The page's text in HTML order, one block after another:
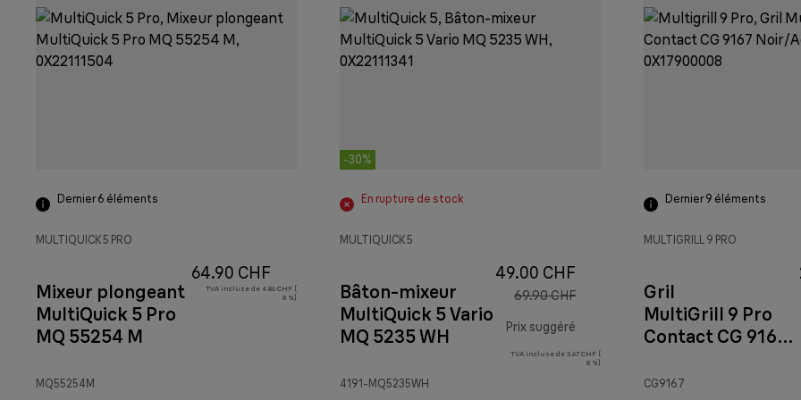
Dernier 6 éléments
MULTIQUICK 5 PRO
Mixeur plongeant
MultiQuick 5 Pro
MQ 55254 M
MQ55254M
64.90 CHF
TVA incluse de 4.86 CHF (
8 %)
-30%
En rupture de stock
MULTIQUICK 5
Bâton-mixeur
MultiQuick 5 Vario
MQ 5235 WH
4191-MQ5235WH
49.00 CHF
69.90 CHF
Prix suggéré
prix original 69.90 CHF
TVA incluse de 3.67 CHF (
8 %)
Dernier 9 éléments
MULTIGRILL 9 PRO
Gril
MultiGrill 9 Pro
Contact CG 9167
inoxydable
CG9167